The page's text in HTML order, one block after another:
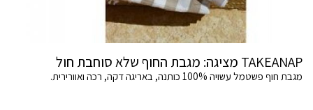
TAKEANAP מציגה: מגבת החוף שלא סוחבת חול
מגבת חוף פשטמל עשויה 100% כותנה, באריגה דקה, רכה ואוורירית.